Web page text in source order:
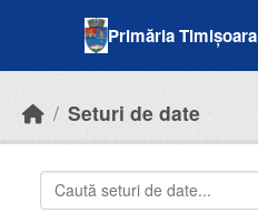
Primăria Timișoara
Seturi de date